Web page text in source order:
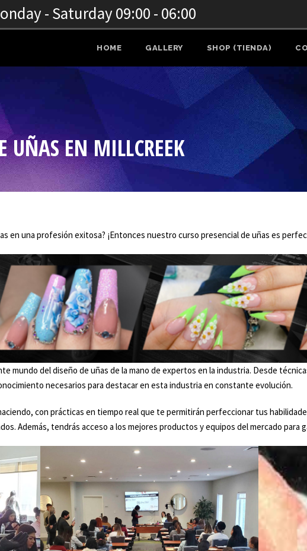
- Saturday 09:00 - 06:00
HOME GALLERY SHOP (TIENDA)
UÑAS EN MILLCREEK
en una profesión exitosa? ¡Entonces nuestro curso presencial de uñas es
mundo del diseño de uñas de la mano de expertos en la industria. Desde
necesarios para destacar en esta industria en constante evolución.
con prácticas en tiempo real que te permitirán perfeccionar tus
Además, tendrás acceso a los mejores productos y equipos del mercado para